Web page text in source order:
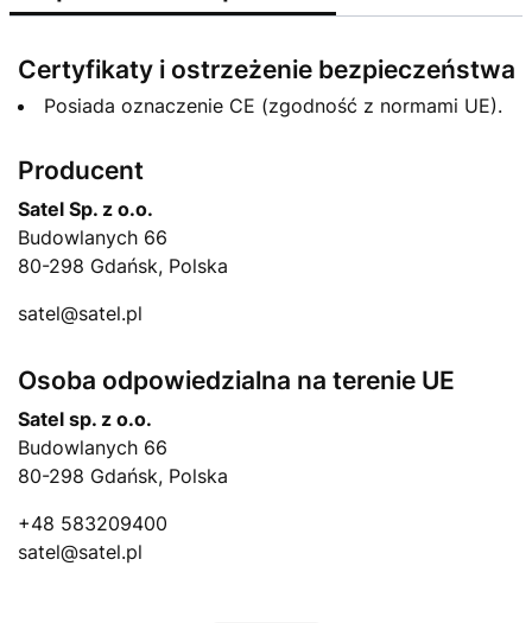
Certyfikaty i ostrzeżenie bezpieczeństwa
Posiada oznaczenie CE (zgodność z normami UE).
Producent
Satel Sp. z o.o.
Budowlanych 66
80-298 Gdańsk, Polska
satel@satel.pl
Osoba odpowiedzialna na terenie UE
Satel sp. z o.o.
Budowlanych 66
80-298 Gdańsk, Polska
+48 583209400
satel@satel.pl